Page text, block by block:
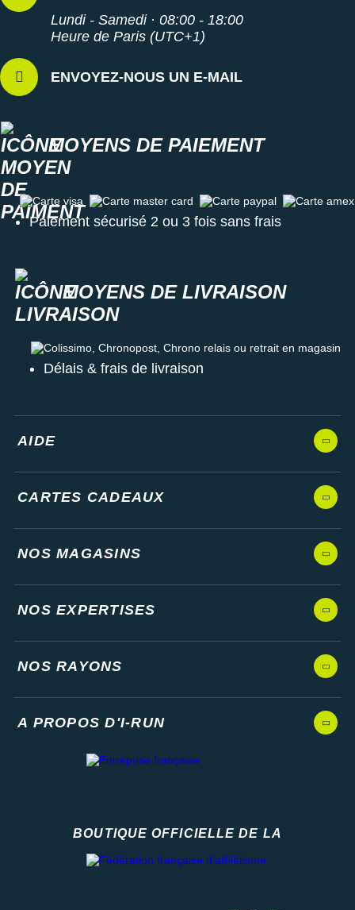
Lundi - Samedi · 08:00 - 18:00
Heure de Paris (UTC+1)
ENVOYEZ-NOUS UN E-MAIL
MOYENS DE PAIEMENT
Carte visa Carte master card Carte paypal Carte amex
Paiement sécurisé 2 ou 3 fois sans frais
MOYENS DE LIVRAISON
Colissimo, Chronopost, Chrono relais ou retrait en magasin
Délais & frais de livraison
AIDE
CARTES CADEAUX
NOS MAGASINS
NOS EXPERTISES
NOS RAYONS
A PROPOS D'I-RUN
BOUTIQUE OFFICIELLE DE LA